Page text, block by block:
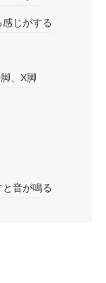
じがする
、X脚
音が鳴る